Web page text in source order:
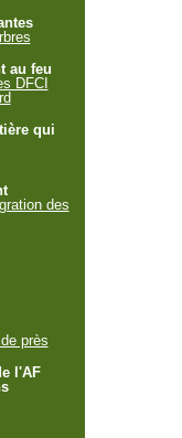
au feu
DFCI
qui
des
près
l'AF